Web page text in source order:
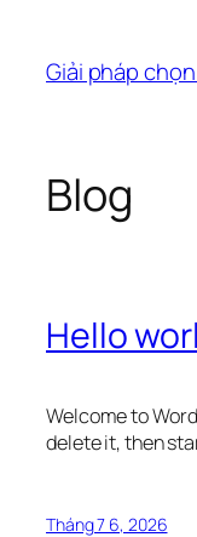
phầnGiải pháp
Blog
Hello
Welcome to
delete it, then
Tháng 7 6, 2026